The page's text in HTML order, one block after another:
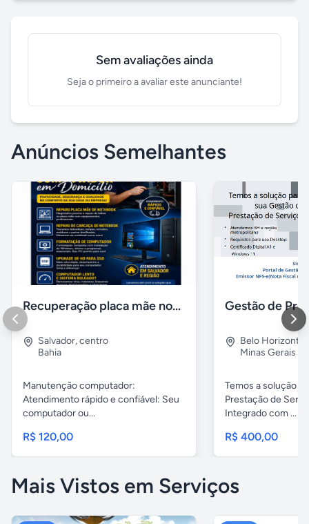
Sem avaliações ainda
Seja o primeiro a avaliar este anunciante!
Anúncios Semelhantes
Recuperação placa mãe notebook, Instalação de windows
Salvador,centro
Bahia
Manutenção computador:
Atendimento rápido e confiável: Seu
computador ou...
R$ 120,00
Belo Horizonte
Minas Gerais
Temos a solução
Prestação de
Integrado com ...
R$ 400,00
Mais Vistos em Serviços